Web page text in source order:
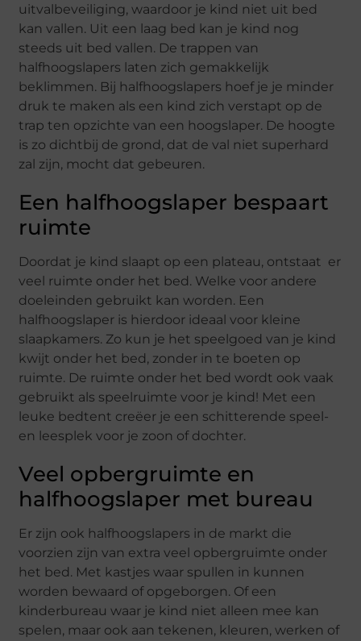
uitvalbeveiliging, waardoor je kind niet uit bed
kan vallen. Uit een laag bed kan je kind nog
steeds uit bed vallen. De trappen van
halfhoogslapers laten zich gemakkelijk
beklimmen. Bij halfhoogslapers hoef je je minder
druk te maken als een kind zich verstapt op de
trap ten opzichte van een hoogslaper. De hoogte
is zo dichtbij de grond, dat de val niet superhard
zal zijn, mocht dat gebeuren.
Een halfhoogslaper bespaart
ruimte
Doordat je kind slaapt op een plateau, ontstaat er
veel ruimte onder het bed. Welke voor andere
doeleinden gebruikt kan worden. Een
halfhoogslaper is hierdoor ideaal voor kleine
slaapkamers. Zo kun je het speelgoed van je kind
kwijt onder het bed, zonder in te boeten op
ruimte. De ruimte onder het bed wordt ook vaak
gebruikt als speelruimte voor je kind! Met een
leuke bedtent creëer je een schitterende speel-
en leesplek voor je zoon of dochter.
Veel opbergruimte en
halfhoogslaper met bureau
Er zijn ook halfhoogslapers in de markt die
voorzien zijn van extra veel opbergruimte onder
het bed. Met kastjes waar spullen in kunnen
worden bewaard of opgeborgen. Of een
kinderbureau waar je kind niet alleen mee kan
spelen, maar ook aan tekenen, kleuren, werken of